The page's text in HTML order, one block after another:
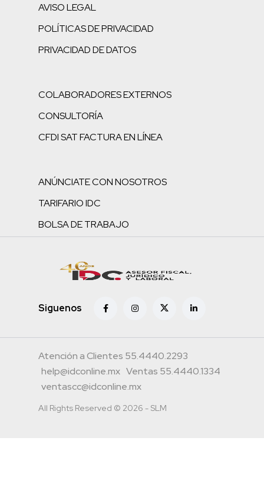
AVISO LEGAL
POLÍTICAS DE PRIVACIDAD
PRIVACIDAD DE DATOS
COLABORADORES EXTERNOS
CONSULTORÍA
CFDI SAT FACTURA EN LÍNEA
ANÚNCIATE CON NOSOTROS
TARIFARIO IDC
BOLSA DE TRABAJO
Siguenos
Atención a Clientes 55.4440.2293
help@idconline.mx Ventas 55.4440.1334
ventascc@idconline.mx
All Rights Reserved © 2026 - SLM